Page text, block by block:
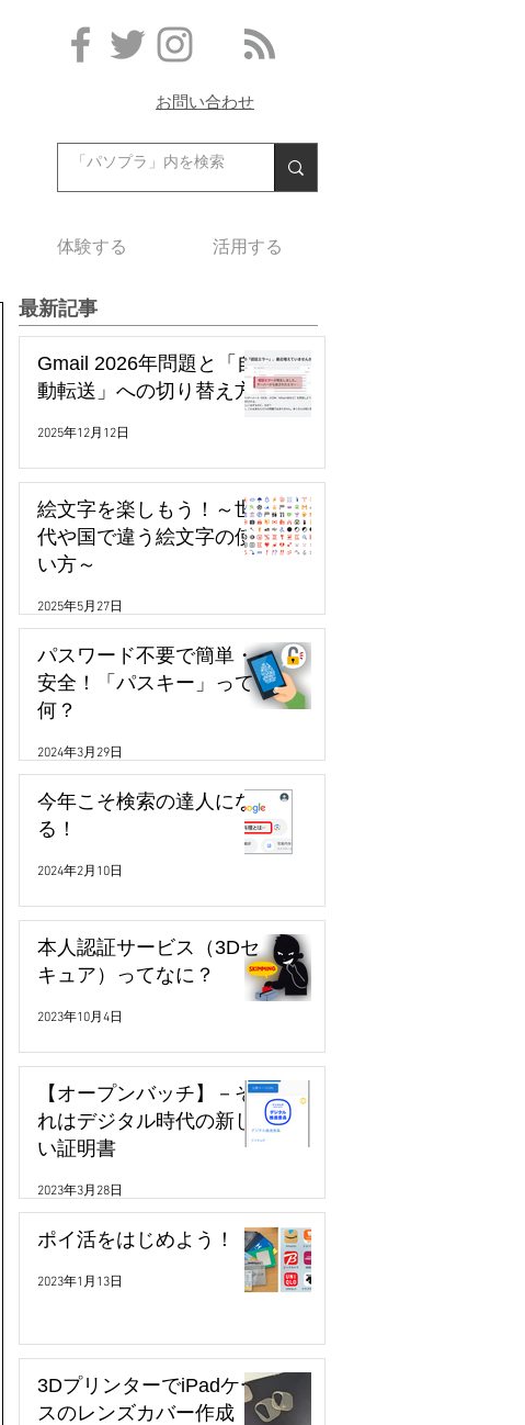
お問い合わせ
体験する 活用する
最新記事
Gmail 2026年問題と「自
動転送」への切り替え方
2025年12月12日
絵文字を楽しもう！～世
代や国で違う絵文字の使
い方～
2025年5月27日
パスワード不要で簡単・
安全！「パスキー」って
何？
2024年3月29日
今年こそ検索の達人にな
る！
2024年2月10日
本人認証サービス（3Dセ
キュア）ってなに？
2023年10月4日
【オープンバッチ】－そ
れはデジタル時代の新し
い証明書
2023年3月28日
ポイ活をはじめよう！
2023年1月13日
3DプリンターでiPadケー
スのレンズカバー作成